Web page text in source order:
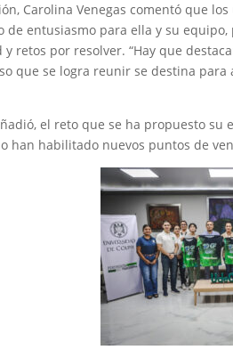
Carolina Venegas comentó que
de entusiasmo para ella y su
retos por resolver. “Hay que
que se logra reunir se destina
el reto que se ha propuesto
han habilitado nuevos puntos de